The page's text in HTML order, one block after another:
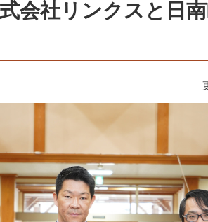
会社リンクスと日